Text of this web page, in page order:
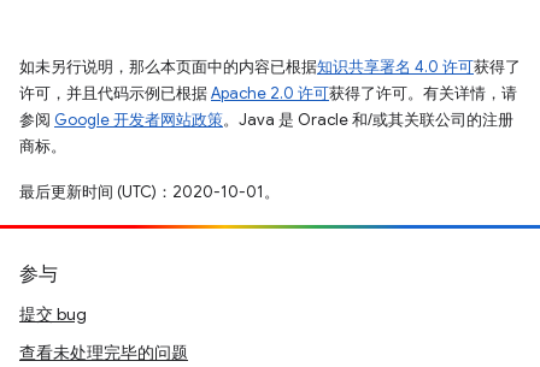
如未另行说明，那么本页面中的内容已根据知识共享署名 4.0 许可获得了
许可，并且代码示例已根据Apache 2.0 许可获得了许可。有关详情，请
参阅 Google 开发者网站政策。Java 是 Oracle 和/或其关联公司的注册
商标。
最后更新时间 (UTC)：2020-10-01。
参与
提交 bug
查看未处理完毕的问题